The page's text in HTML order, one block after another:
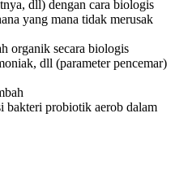
dll) dengan cara biologis
yang mana tidak merusak
organik secara biologis
dll (parameter pencemar)
bakteri probiotik aerob dalam